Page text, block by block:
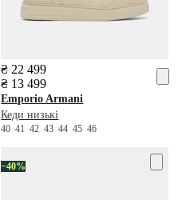
₴ 22 499
₴ 13 499
Emporio Armani
Кеди низькі
40414243444546
−40%